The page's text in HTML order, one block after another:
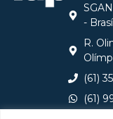
-
R.
(61)
(61)